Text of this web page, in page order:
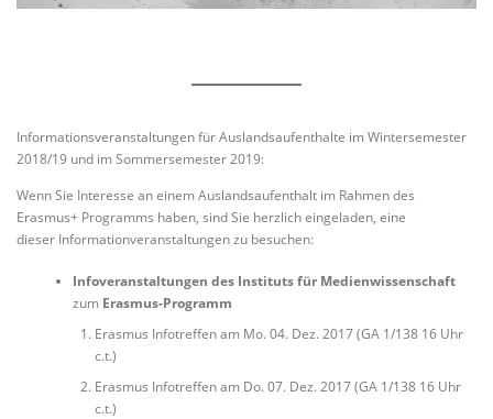
Informationsveranstaltungen für Auslandsaufenthalte im Wintersemester
2018/19 und im Sommersemester 2019:
Wenn Sie Interesse an einem Auslandsaufenthalt im Rahmen des
Erasmus+ Programms haben, sind Sie herzlich eingeladen, eine
dieser Informationveranstaltungen zu besuchen:
Infoveranstaltungen des Instituts für Medienwissenschaft
zum Erasmus-Programm
Erasmus Infotreffen am Mo. 04. Dez. 2017 (GA 1/138 16 Uhr
c.t.)
Erasmus Infotreffen am Do. 07. Dez. 2017 (GA 1/138 16 Uhr
c.t.)